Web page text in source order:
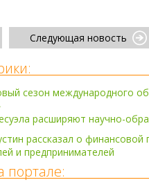
Следующая новость
сезон международного
расширяют научно-
рассказал о финансовой
и предпринимателей
портале: